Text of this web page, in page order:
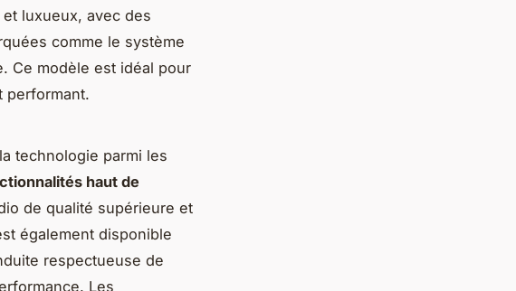
luxueux, avec des
comme le système
Ce modèle est idéal pour
performant.
technologie parmi les
haut de
de qualité supérieure et
également disponible
respectueuse de
Les